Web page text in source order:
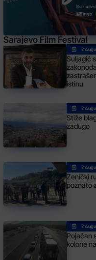
Sarajevo Film Festival
7
Suljagić
istinu
7
Stiže
zadugo
7
Zenički
poznato
7
Pojačan
kolone